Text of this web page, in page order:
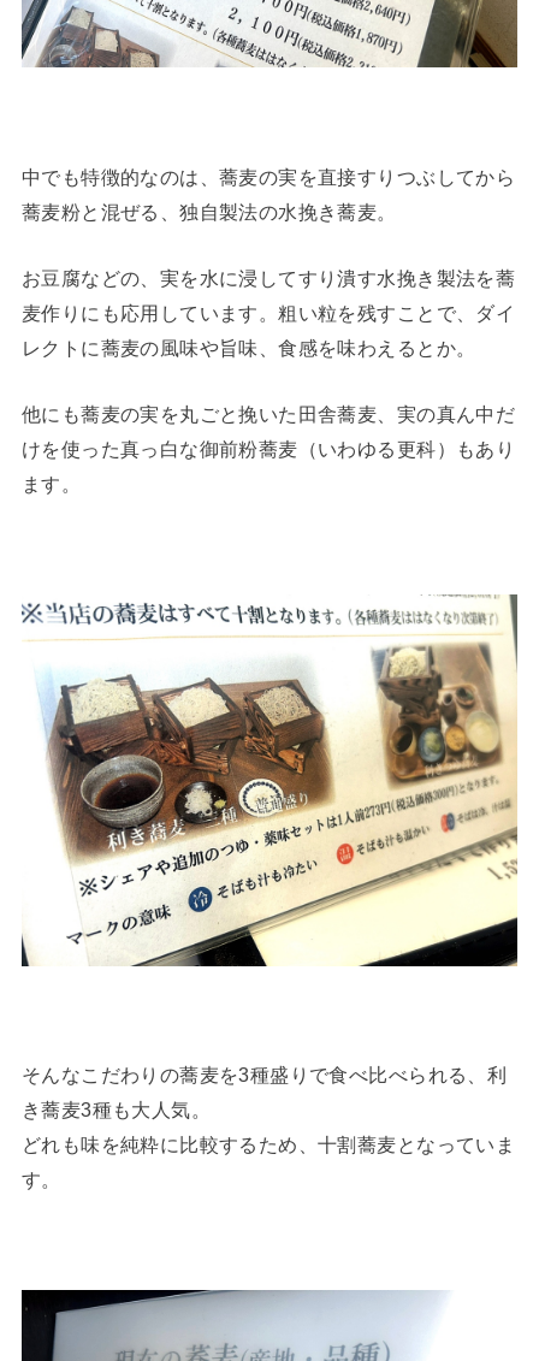
中でも特徴的なのは、蕎麦の実を直接すりつぶしてから
蕎麦粉と混ぜる、独自製法の水挽き蕎麦。
お豆腐などの、実を水に浸してすり潰す水挽き製法を蕎
麦作りにも応用しています。粗い粒を残すことで、ダイ
レクトに蕎麦の風味や旨味、食感を味わえるとか。
他にも蕎麦の実を丸ごと挽いた田舎蕎麦、実の真ん中だ
けを使った真っ白な御前粉蕎麦（いわゆる更科）もあり
ます。
そんなこだわりの蕎麦を3種盛りで食べ比べられる、利
き蕎麦3種も大人気。
どれも味を純粋に比較するため、十割蕎麦となっていま
す。